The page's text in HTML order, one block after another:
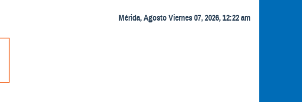
Mérida, Agosto Viernes 07, 2026, 12:22 am